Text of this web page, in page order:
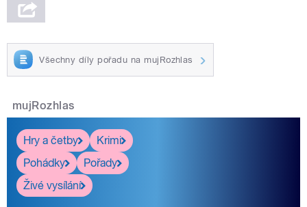
Všechny díly pořadu na mujRozhlas
mujRozhlas
Hry a četby
Krimi
Pohádky
Pořady
Živé vysílání